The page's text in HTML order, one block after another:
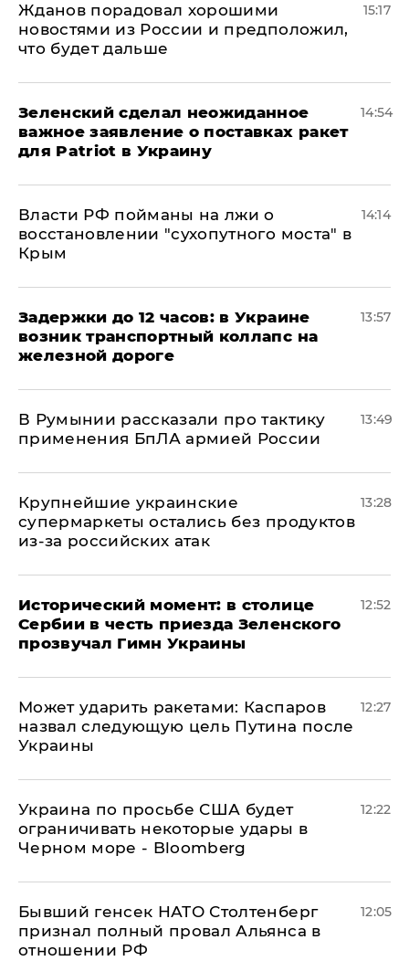
Жданов порадовал хорошими
новостями из России и предположил,
что будет дальше
15:17
Зеленский сделал неожиданное
важное заявление о поставках ракет
для Patriot в Украину
14:54
Власти РФ пойманы на лжи о
восстановлении "сухопутного моста" в
Крым
14:14
Задержки до 12 часов: в Украине
возник транспортный коллапс на
железной дороге
13:57
В Румынии рассказали про тактику
применения БпЛА армией России
13:49
Крупнейшие украинские
супермаркеты остались без продуктов
из-за российских атак
13:28
Исторический момент: в столице
Сербии в честь приезда Зеленского
прозвучал Гимн Украины
12:52
Может ударить ракетами: Каспаров
назвал следующую цель Путина после
Украины
12:27
Украина по просьбе США будет
ограничивать некоторые удары в
Черном море - Bloomberg
12:22
Бывший генсек НАТО Столтенберг
признал полный провал Альянса в
отношении РФ
12:05